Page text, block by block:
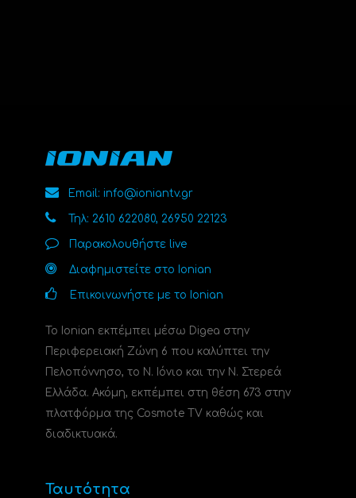
Email: info@ioniantv.gr
Τηλ: 2610 622080, 26950 22123
Παρακολουθήστε live
Διαφημιστείτε στο Ionian
Επικοινωνήστε με το Ionian
Το Ionian εκπέμπει μέσω Digea στην
Περιφερειακή Ζώνη 6 που καλύπτει την
Πελοπόννησο, το N. Ιόνιο και την Ν. Στερεά
Ελλάδα. Ακόμη, εκπέμπει στη θέση 673 στην
πλατφόρμα της Cosmote TV καθώς και
διαδικτυακά.
Ταυτότητα